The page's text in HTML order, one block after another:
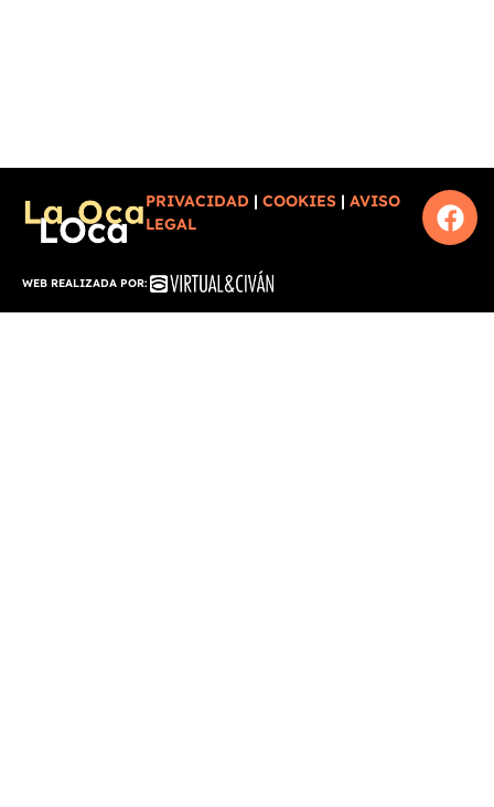
PRIVACIDAD | COOKIES | AVISO
LEGAL
WEB REALIZADA POR: